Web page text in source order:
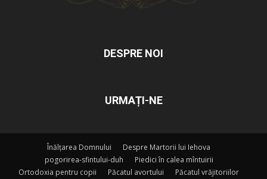
DESPRE NOI
URMAȚI-NE
Înălțarea Domnului
Despre Martorii lui Iehova
pogorirea-sfintului-duh
Piedici în calea mîntuirii
Ortodoxia pentru copii
Păcatul avortului Păcatul vrăjitoriilor